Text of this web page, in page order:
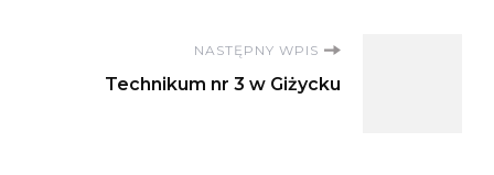
NASTĘPNY WPIS
Technikum nr 3 w Giżycku